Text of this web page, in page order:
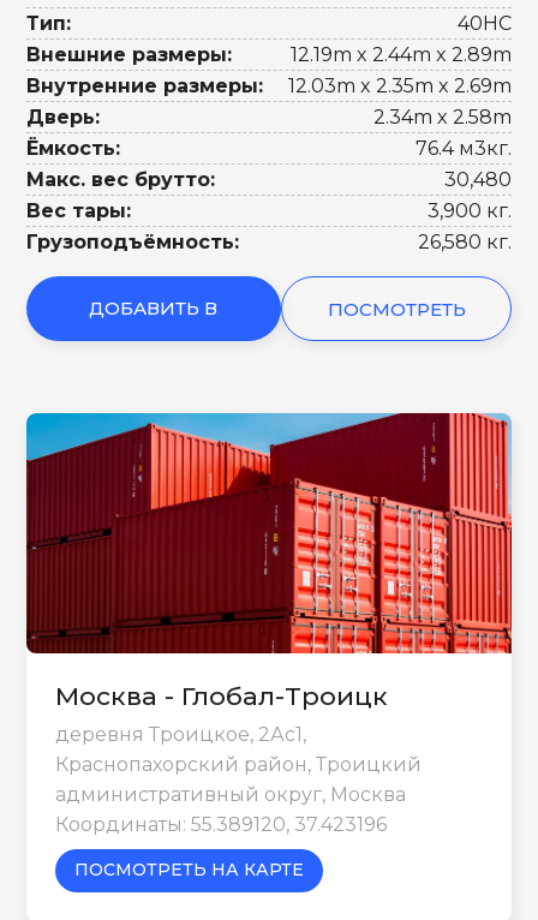
Тип:
40HC
Внешние размеры:
12.19m x 2.44m x 2.89m
Внутренние размеры:
12.03m x 2.35m x 2.69m
Дверь:
2.34m x 2.58m
Ёмкость:
76.4 м3кг.
Макс. вес брутто:
30,480
Вес тары:
3,900 кг.
Грузоподъёмность:
26,580 кг.
ДОБАВИТЬ В ПОСМОТРЕТЬ
Москва - Глобал-Троицк
деревня Троицкое, 2Ас1,
Краснопахорский район, Троицкий
административный округ, Москва
Координаты: 55.389120, 37.423196
ПОСМОТРЕТЬ НА КАРТЕ